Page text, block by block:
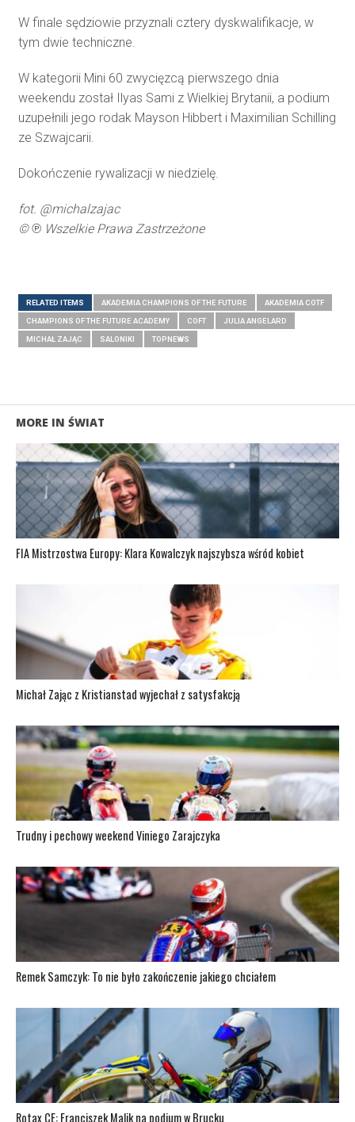
W finale sędziowie przyznali cztery dyskwalifikacje, w
tym dwie techniczne.
W kategorii Mini 60 zwycięzcą pierwszego dnia
weekendu został Ilyas Sami z Wielkiej Brytanii, a podium
uzupełnili jego rodak Mayson Hibbert i Maximilian Schilling
ze Szwajcarii.
Dokończenie rywalizacji w niedzielę.
fot. @michalzajac
© ℗ Wszelkie Prawa Zastrzeżone
RELATED ITEMS AKADEMIA CHAMPIONS OF THE FUTURE AKADEMIA COTF
CHAMPIONS OF THE FUTURE ACADEMY COFT JULIA ANGELARD
MICHAŁ ZAJĄC SALONIKI TOPNEWS
MORE IN ŚWIAT
FIA Mistrzostwa Europy: Klara Kowalczyk najszybsza wśród kobiet
Michał Zając z Kristianstad wyjechał z satysfakcją
Trudny i pechowy weekend Viniego Zarajczyka
Remek Samczyk: To nie było zakończenie jakiego chciałem
Rotax CE: Franciszek Malik na podium w Brucku